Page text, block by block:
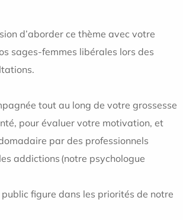
d’aborder ce thème avec votre
sages-femmes libérales lors des
tout au long de votre grossesse
pour évaluer votre motivation, et
par des professionnels
addictions (notre psychologue
figure dans les priorités de notre